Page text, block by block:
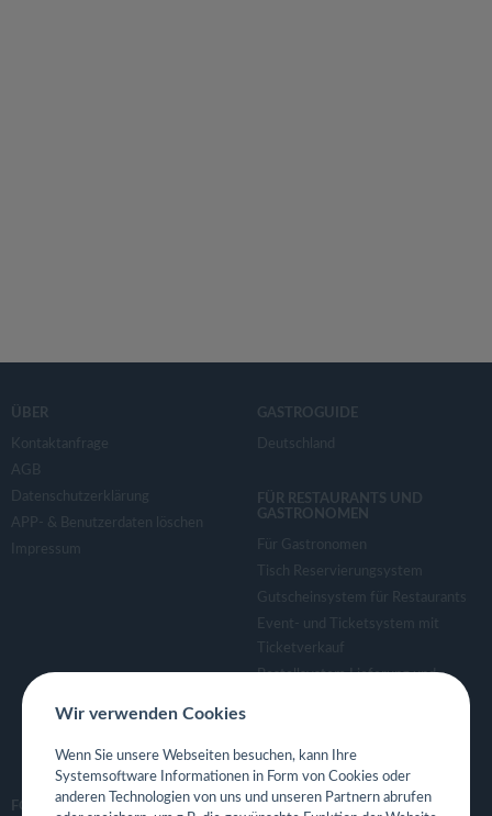
ÜBER
Kontaktanfrage
AGB
Datenschutzerklärung
APP- & Benutzerdaten löschen
Impressum
GASTROGUIDE
Deutschland
FÜR RESTAURANTS UND
GASTRONOMEN
Für Gastronomen
Tisch Reservierungsystem
Gutscheinsystem für Restaurants
Event- und Ticketsystem mit
Ticketverkauf
Bestellsystem Lieferung und
Eigene App für Restaurant
FOLGE UNS
Wir verwenden Cookies
Wenn Sie unsere Webseiten besuchen, kann Ihre
Systemsoftware Informationen in Form von Cookies oder
anderen Technologien von uns und unseren Partnern abrufen